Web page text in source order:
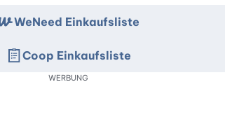
WeNeed Einkaufsliste
Coop Einkaufsliste
WERBUNG